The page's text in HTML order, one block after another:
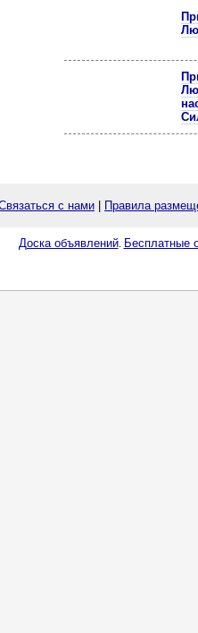
с нами Правила
Доска объявлений. Бесплатные